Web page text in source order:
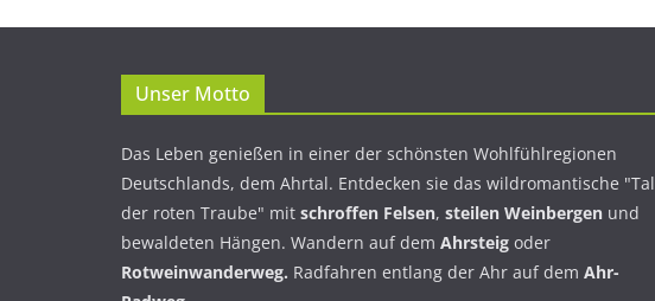
Unser Motto
Das Leben genießen in einer der schönsten Wohlfühlregionen
Deutschlands, dem Ahrtal. Entdecken sie das wildromantische "Tal
der roten Traube" mit schroffen Felsen, steilen Weinbergen und
bewaldeten Hängen. Wandern auf dem Ahrsteig oder
Rotweinwanderweg. Radfahren entlang der Ahr auf dem Ahr-